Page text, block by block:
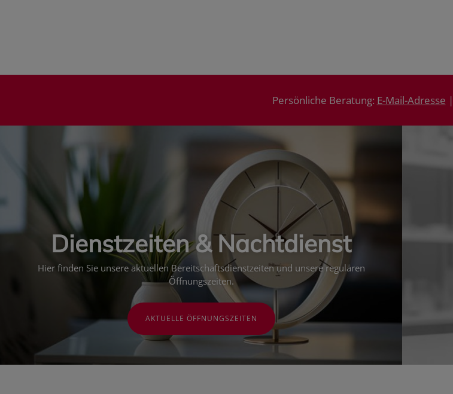
Persönliche Beratung: E-Mail-Adresse |
Dienstzeiten & Nachtdienst
Hier finden Sie unsere aktuellen Bereitschaftsdienstzeiten und unsere regulären
Öffnungszeiten.
AKTUELLE ÖFFNUNGSZEITEN